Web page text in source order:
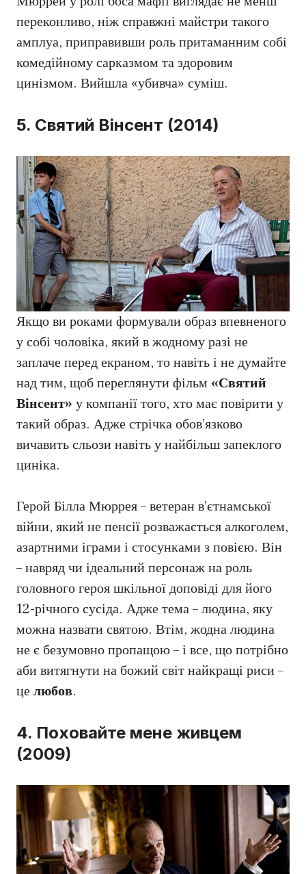
переконливо, ніж справжні майстри такого
амплуа, приправивши роль притаманним собі
комедійному сарказмом та здоровим
цинізмом. Вийшла «убивча» суміш.
5. Святий Вінсент (2014)
Якщо ви роками формували образ впевненого
у собі чоловіка, який в жодному разі не
заплаче перед екраном, то навіть і не думайте
над тим, щоб переглянути фільм «Святий
Вінсент» у компанії того, хто має повірити у
такий образ. Адже стрічка обов’язково
вичавить сльози навіть у найбільш запеклого
циніка.
Герой Білла Мюррея – ветеран в’єтнамської
війни, який не пенсії розважається алкоголем,
азартними іграми і стосунками з повією. Він
– навряд чи ідеальний персонаж на роль
головного героя шкільної доповіді для його
12-річного сусіда. Адже тема – людина, яку
можна назвати святою. Втім, жодна людина
не є безумовно пропащою – і все, що потрібно
аби витягнути на божий світ найкращі риси –
целюбов.
4. Поховайте мене живцем
(2009)